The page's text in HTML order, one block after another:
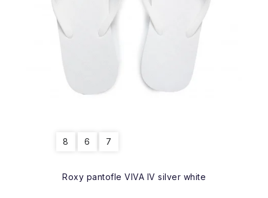
Roxy pantofle VIVA IV silver white
8 6 7